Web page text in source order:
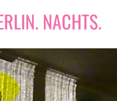
NACHTS.